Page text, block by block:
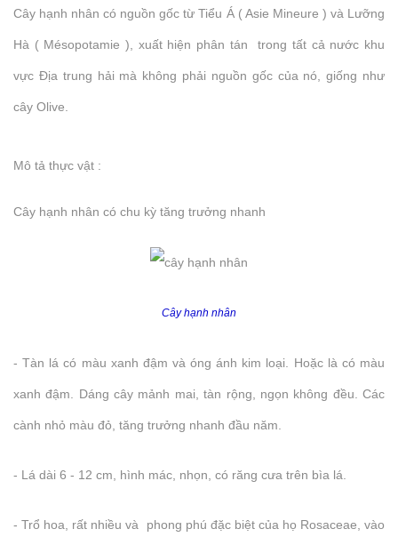
Cây hạnh nhân có nguồn gốc từ Tiểu Á ( Asie Mineure ) và Lưỡng
Hà ( Mésopotamie ), xuất hiện phân tán trong tất cả nước khu
vực Địa trung hải mà không phải nguồn gốc của nó, giống như
cây Olive.
Mô tả thực vật :
Cây hạnh nhân có chu kỳ tăng trưởng nhanh
Cây hạnh nhân
- Tàn lá có màu xanh đậm và óng ánh kim loại. Hoặc là có màu
xanh đậm. Dáng cây mảnh mai, tàn rộng, ngọn không đều. Các
cành nhỏ màu đỏ, tăng trưởng nhanh đầu năm.
- Lá dài 6 - 12 cm, hình mác, nhọn, có răng cưa trên bìa lá.
- Trổ hoa, rất nhiều và phong phú đặc biệt của họ Rosaceae, vào